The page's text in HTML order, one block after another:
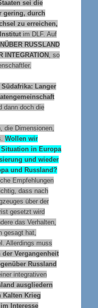
sei die
gering, durch
zu erreichen,
im DLF. Auf
RUSSLAND
INTEGRATION, so
Südafrika: Langer
dann doch die
die Dimensionen,
Wollen wir
in Europa
und wieder
und Russland?
Empfehlungen
dass nach
über der
gesetzt wird
das Verhalten,
gesagt hat,
Allerdings muss
Vergangenheit
Russland
integrativen
ausgliedern
Kalten Krieg
Interesse